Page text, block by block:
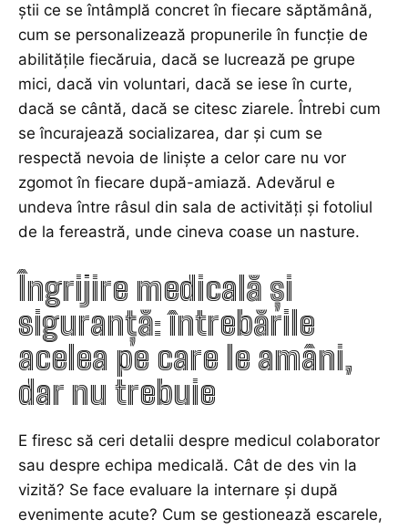
știi ce se întâmplă concret în fiecare săptămână,
cum se personalizează propunerile în funcție de
abilitățile fiecăruia, dacă se lucrează pe grupe
mici, dacă vin voluntari, dacă se iese în curte,
dacă se cântă, dacă se citesc ziarele. Întrebi cum
se încurajează socializarea, dar și cum se
respectă nevoia de liniște a celor care nu vor
zgomot în fiecare după-amiază. Adevărul e
undeva între râsul din sala de activități și fotoliul
de la fereastră, unde cineva coase un nasture.
Îngrijire medicală și
siguranță: întrebările
acelea pe care le amâni,
dar nu trebuie
E firesc să ceri detalii despre medicul colaborator
sau despre echipa medicală. Cât de des vin la
vizită? Se face evaluare la internare și după
evenimente acute? Cum se gestionează escarele,